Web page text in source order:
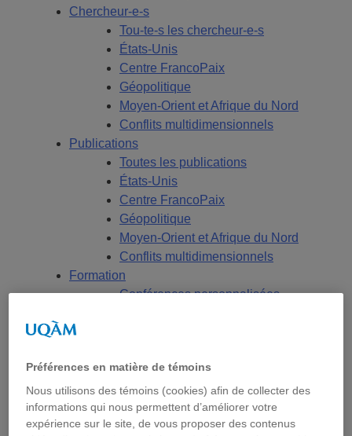
Chercheur-e-s
Tou-te-s les chercheur-e-s
États-Unis
Centre FrancoPaix
Géopolitique
Moyen-Orient et Afrique du Nord
Conflits multidimensionnels
Publications
Toutes les publications
États-Unis
Centre FrancoPaix
Géopolitique
Moyen-Orient et Afrique du Nord
Conflits multidimensionnels
Formation
Conférences personnalisées
Évènements à venir
Évènement passé
Compte rendu d’évènements
Dans les médias
Préférences en matière de témoins
Nous utilisons des témoins (cookies) afin de collecter des
informations qui nous permettent d’améliorer votre
expérience sur le site, de vous proposer des contenus